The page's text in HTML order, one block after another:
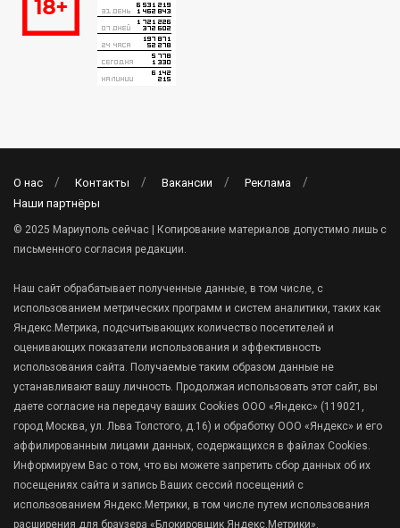
О нас Контакты Вакансии
Реклама
Наши партнёры
© 2025 Мариуполь сейчас | Копирование материалов допустимо лишь с
письменного согласия редакции.
Наш сайт обрабатывает полученные данные, в том числе, с
использованием метрических программ и систем аналитики, таких как
Яндекс.Метрика, подсчитывающих количество посетителей и
оценивающих показатели использования и эффективность
использования сайта. Получаемые таким образом данные не
устанавливают вашу личность. Продолжая использовать этот сайт, вы
даете согласие на передачу ваших Cookies ООО «Яндекс» (119021,
город Москва, ул. Льва Толстого, д.16) и обработку ООО «Яндекс» и его
аффилированным лицами данных, содержащихся в файлах Cookies.
Информируем Вас о том, что вы можете запретить сбор данных об их
посещениях сайта и запись Ваших сессий посещений с
использованием Яндекс.Метрики, в том числе путем использования
расширения для браузера «Блокировщик Яндекс.Метрики».